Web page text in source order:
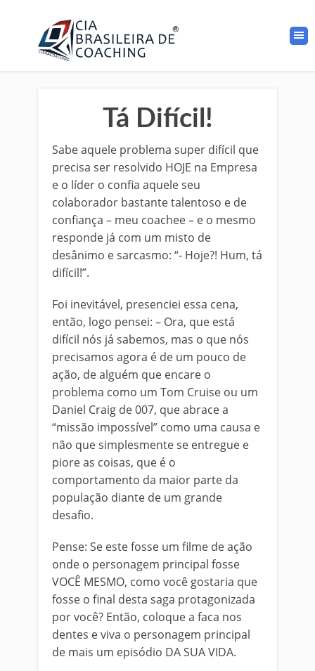
Tá Difícil!
Sabe aquele problema super difícil que
precisa ser resolvido HOJE na Empresa
e o líder o confia aquele seu
colaborador bastante talentoso e de
confiança – meu coachee – e o mesmo
responde já com um misto de
desânimo e sarcasmo: “- Hoje?! Hum, tá
difícil!”.
Foi inevitável, presenciei essa cena,
então, logo pensei: – Ora, que está
difícil nós já sabemos, mas o que nós
precisamos agora é de um pouco de
ação, de alguém que encare o
problema como um Tom Cruise ou um
Daniel Craig de 007, que abrace a
“missão impossível” como uma causa e
não que simplesmente se entregue e
piore as coisas, que é o
comportamento da maior parte da
população diante de um grande
desafio.
Pense: Se este fosse um filme de ação
onde o personagem principal fosse
VOCÊ MESMO, como você gostaria que
fosse o final desta saga protagonizada
por você? Então, coloque a faca nos
dentes e viva o personagem principal
de mais um episódio DA SUA VIDA.